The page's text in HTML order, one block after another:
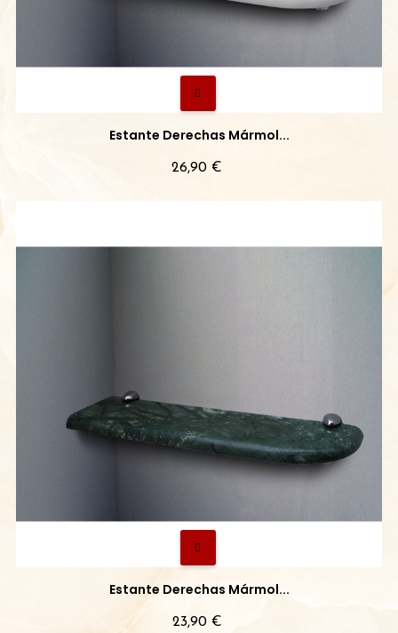
Estante Derechas Mármol...
Precio
26,90 €
Estante Derechas Mármol...
Precio
23,90 €